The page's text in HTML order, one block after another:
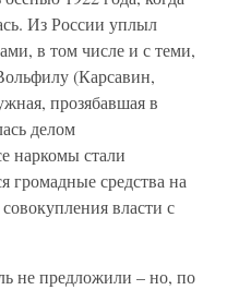
Из России уплыл
в том числе и с теми,
(Карсавин,
прозябавшая в
делом
наркомы стали
громадные средства на
власти с
не предложили – но, по